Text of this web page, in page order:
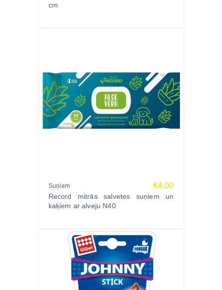
Vai šī rotaļlieta der agresīviem košļātājiem?
Tā ir vidēji izturīga gumijas rotaļlieta, paredzēta
spēlēm un vieglai košļāšanai, nevis intensīvai
graušanai.
Vai T-Rex bumba tiešām pelda?
manuālu kluso režīmu, kas ļauj izvēlēties skaņas
intensitāti.
Zoopasaule.lv – aktīvām un jautrām rotaļām uz
sauszemes un ūdenī!
Sagādā savam sunim īstenu dinozaura spēles
pieredzi ar GIGWI DINOBALL T-REX bumbu!
Peldoša, skaņu mainoša un ārkārtīgi izturīga
cm
Suņiem €4.00
Record mitrās salvetes suņiem un
kaķiem ar alveju N40